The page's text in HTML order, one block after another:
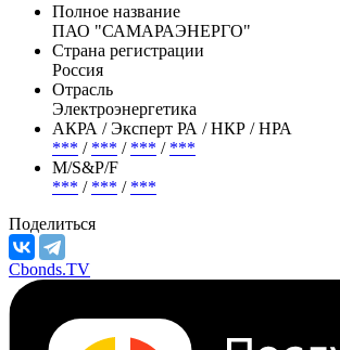
Полное название
ПАО "САМАРАЭНЕРГО"
Страна регистрации
Россия
Отрасль
Электроэнергетика
АКРА / Эксперт РА / НКР / НРА
*** / *** / *** / ***
М/S&P/F
*** / *** / ***
Поделиться
Cbonds.TV